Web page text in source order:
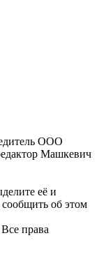
ООО
Машкевич
её и
об этом
права